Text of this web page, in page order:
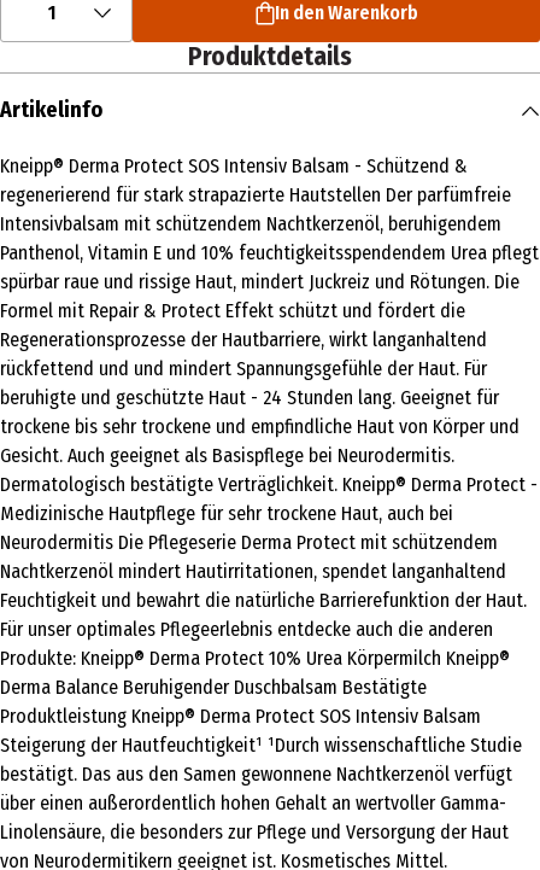
1 In den Warenkorb
Produktdetails
Artikelinfo
Kneipp® Derma Protect SOS Intensiv Balsam - Schützend &
regenerierend für stark strapazierte Hautstellen Der parfümfreie
Intensivbalsam mit schützendem Nachtkerzenöl, beruhigendem
Panthenol, Vitamin E und 10% feuchtigkeitsspendendem Urea pflegt
spürbar raue und rissige Haut, mindert Juckreiz und Rötungen. Die
Formel mit Repair & Protect Effekt schützt und fördert die
Regenerationsprozesse der Hautbarriere, wirkt langanhaltend
rückfettend und und mindert Spannungsgefühle der Haut. Für
beruhigte und geschützte Haut - 24 Stunden lang. Geeignet für
trockene bis sehr trockene und empfindliche Haut von Körper und
Gesicht. Auch geeignet als Basispflege bei Neurodermitis.
Dermatologisch bestätigte Verträglichkeit. Kneipp® Derma Protect -
Medizinische Hautpflege für sehr trockene Haut, auch bei
Neurodermitis Die Pflegeserie Derma Protect mit schützendem
Nachtkerzenöl mindert Hautirritationen, spendet langanhaltend
Feuchtigkeit und bewahrt die natürliche Barrierefunktion der Haut.
Für unser optimales Pflegeerlebnis entdecke auch die anderen
Produkte: Kneipp® Derma Protect 10% Urea Körpermilch Kneipp®
Derma Balance Beruhigender Duschbalsam Bestätigte
Produktleistung Kneipp® Derma Protect SOS Intensiv Balsam
Steigerung der Hautfeuchtigkeit¹ ¹Durch wissenschaftliche Studie
bestätigt. Das aus den Samen gewonnene Nachtkerzenöl verfügt
über einen außerordentlich hohen Gehalt an wertvoller Gamma-
Linolensäure, die besonders zur Pflege und Versorgung der Haut
von Neurodermitikern geeignet ist. Kosmetisches Mittel.